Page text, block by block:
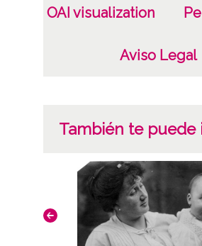
OAI visualization
Aviso Legal
También te puede